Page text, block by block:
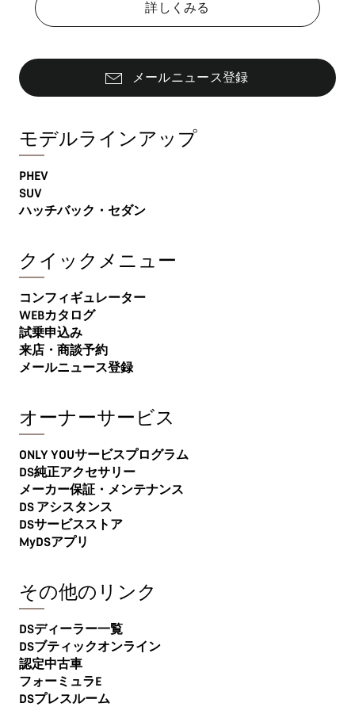
詳しくみる
メールニュース登録
モデルラインアップ
PHEV
SUV
ハッチバック・セダン
クイックメニュー
コンフィギュレーター
WEBカタログ
試乗申込み
来店・商談予約
メールニュース登録
オーナーサービス
ONLY YOUサービスプログラム
DS純正アクセサリー
メーカー保証・メンテナンス
DS アシスタンス
DSサービスストア
MyDSアプリ
その他のリンク
DSディーラー一覧
DSブティックオンライン
認定中古車
フォーミュラE
DSプレスルーム